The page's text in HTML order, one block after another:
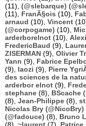
(11), (@slebarque)
(11), FranÃ§ois (10),
arnaud (10), Vincent
(@corpogame) (10),
arderborelnot (10),
FredericBaud (9),
ZISERMAN (9), Olivier
Yann (9), Fabrice
(9), laozi (9), Pierre
des sciences de la
arderbor elnot (9),
stephane (8), BScache
(8), Jean-Philippe (8),
Nicolas Bry (@NicoBry)
(@fadouce) (8), Bruno